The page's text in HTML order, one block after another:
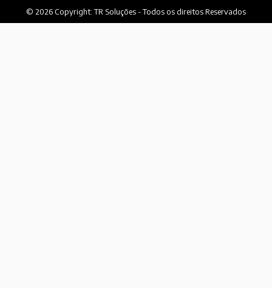
© 2026 Copyright: TR Soluções - Todos os direitos Reservados